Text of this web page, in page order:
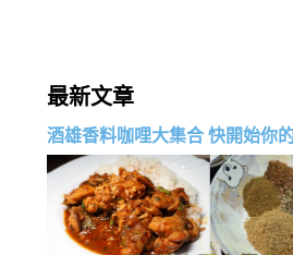
最新文章
酒雄香料咖哩大集合 快開始你